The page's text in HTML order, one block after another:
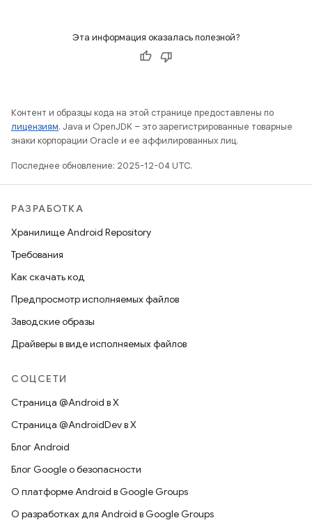
Эта информация оказалась полезной?
Контент и образцы кода на этой странице предоставлены по
лицензиям. Java и OpenJDK – это зарегистрированные товарные
знаки корпорации Oracle и ее аффилированных лиц.
Последнее обновление: 2025-12-04 UTC.
РАЗРАБОТКА
Хранилище Android Repository
Требования
Как скачать код
Предпросмотр исполняемых файлов
Заводские образы
Драйверы в виде исполняемых файлов
СОЦСЕТИ
Страница @Android в X
Страница @AndroidDev в X
Блог Android
Блог Google о безопасности
О платформе Android в Google Groups
О разработках для Android в Google Groups